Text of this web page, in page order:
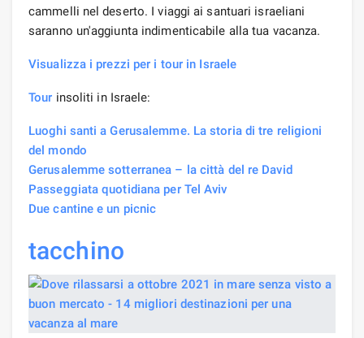
cammelli nel deserto. I viaggi ai santuari israeliani
saranno un'aggiunta indimenticabile alla tua vacanza.
Visualizza i prezzi per i tour in Israele
Tour insoliti in Israele:
Luoghi santi a Gerusalemme. La storia di tre religioni
del mondo
Gerusalemme sotterranea – la città del re David
Passeggiata quotidiana per Tel Aviv
Due cantine e un picnic
tacchino